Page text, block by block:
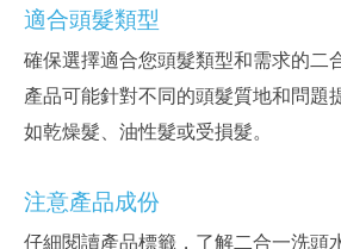
適合頭髮類型
確保選擇適合您頭髮類型和需求的二
產品可能針對不同的頭髮質地和問題
如乾燥髮、油性髮或受損髮。
注意產品成份
仔細閱讀產品標籤，了解二合一洗頭